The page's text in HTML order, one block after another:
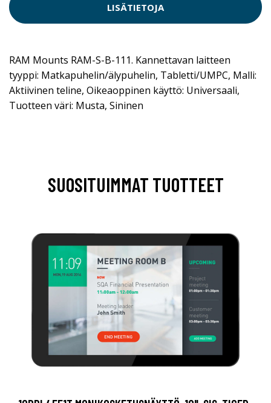
LISÄTIETOJA
RAM Mounts RAM-S-B-111. Kannettavan laitteen
tyyppi: Matkapuhelin/älypuhelin, Tabletti/UMPC, Malli:
Aktiivinen teline, Oikeaoppinen käyttö: Universaali,
Tuotteen väri: Musta, Sininen
SUOSITUIMMAT TUOTTEET